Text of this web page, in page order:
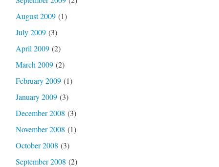
August 2009(1)
July 2009(3)
April 2009(2)
March 2009(2)
February 2009(1)
January 2009(3)
December 2008 (3)
November 2008 (1)
October 2008 (3)
September 2008 (2)